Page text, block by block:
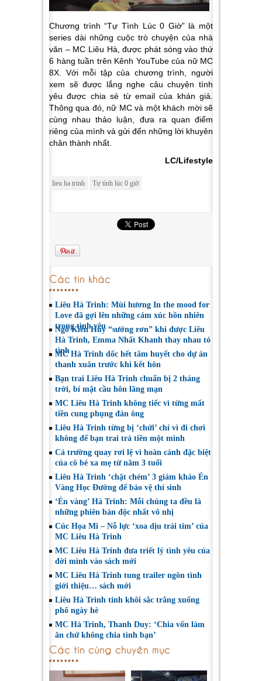
Chương trình “Tự Tình Lúc 0 Giờ” là một
series dài những cuộc trò chuyện của nhà
văn – MC Liêu Hà, được phát sóng vào thứ
6 hàng tuần trên Kênh YouTube của nữ MC
8X. Với mỗi tập của chương trình, người
xem sẽ được lắng nghe câu chuyện tình
yêu được chia sẻ từ email của khán giả.
Thông qua đó, nữ MC và một khách mời sẽ
cùng nhau thảo luận, đưa ra quan điểm
riêng của mình và gửi đến những lời khuyên
chân thành nhất.
LC/Lifestyle
lieu ha trinh Tự tình lúc 0 giờ
Các tin khác
Liêu Hà Trinh: Mùi hương In the mood for
Love đã gợi lên những cảm xúc hồn nhiên
trong tình yêu
Ngô Kiến Huy “sướng rơn” khi được Liêu
Hà Trinh, Emma Nhất Khanh thay nhau tỏ
tình
MC Hà Trinh dốc hết tâm huyết cho dự án
thanh xuân trước khi kết hôn
Bạn trai Liêu Hà Trinh chuẩn bị 2 tháng
trời, bí mật cầu hôn lãng mạn
MC Liêu Hà Trinh không tiếc vì từng mất
tiền cung phụng đàn ông
Liêu Hà Trinh từng bị ‘chửi’ chỉ vì đi chơi
không để bạn trai trả tiền một mình
Cả trường quay rơi lệ vì hoàn cảnh đặc biệt
của cô bé xa mẹ từ năm 3 tuổi
Liêu Hà Trinh ‘chặt chém’ 3 giám khảo Én
Vàng Học Đường để bảo vệ thí sinh
‘Én vàng’ Hà Trinh: Mỗi chúng ta đều là
những phiên bản độc nhất vô nhị
Cúc Họa Mi – Nỗ lực ‘xoa dịu trái tim’ của
MC Liêu Hà Trinh
MC Liêu Hà Trinh đưa triết lý tình yêu của
đời mình vào sách mới
MC Liêu Hà Trinh tung trailer ngôn tình
giới thiệu… sách mới
Liêu Hà Trinh tinh khôi sắc trắng xuống
phố ngày hè
MC Hà Trinh, Thanh Duy: ‘Chia vốn làm
ăn chứ không chia tình bạn’
Các tin cùng chuyên mục